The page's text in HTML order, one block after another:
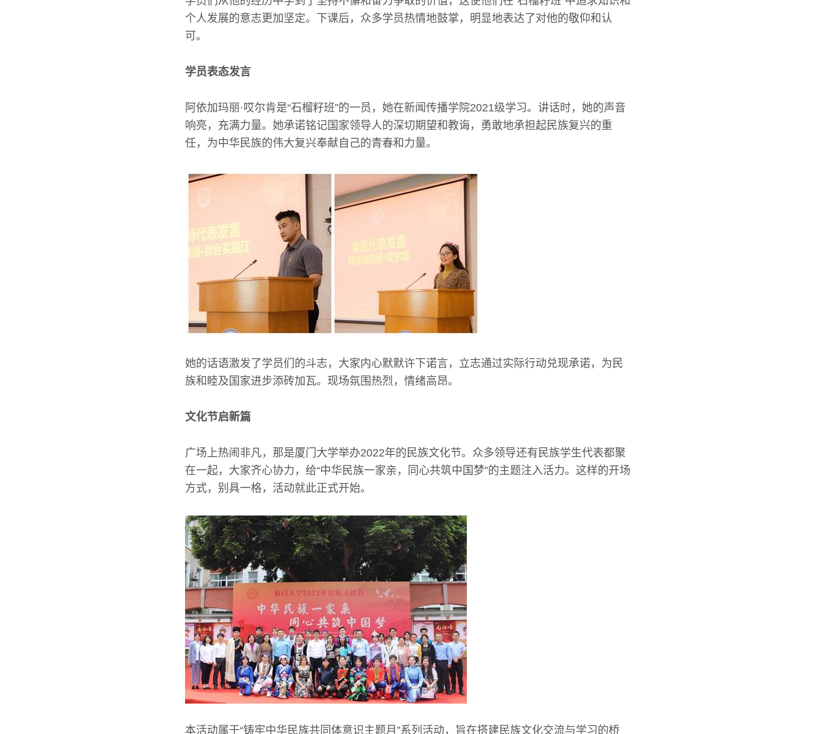
个人发展的意志更加坚定。下课后，众多学员热情地鼓掌，明显地表达了对他的敬仰和认
可。
学员表态发言
阿依加玛丽·哎尔肯是“石榴籽班”的一员，她在新闻传播学院2021级学习。讲话时，她的声音
响亮，充满力量。她承诺铭记国家领导人的深切期望和教诲，勇敢地承担起民族复兴的重
任，为中华民族的伟大复兴奉献自己的青春和力量。
她的话语激发了学员们的斗志，大家内心默默许下诺言，立志通过实际行动兑现承诺，为民
族和睦及国家进步添砖加瓦。现场氛围热烈，情绪高昂。
文化节启新篇
广场上热闹非凡，那是厦门大学举办2022年的民族文化节。众多领导还有民族学生代表都聚
在一起，大家齐心协力，给“中华民族一家亲，同心共筑中国梦”的主题注入活力。这样的开场
方式，别具一格，活动就此正式开始。
本活动属于“铸牢中华民族共同体意识主题月”系列活动，旨在搭建民族文化交流与学习的桥